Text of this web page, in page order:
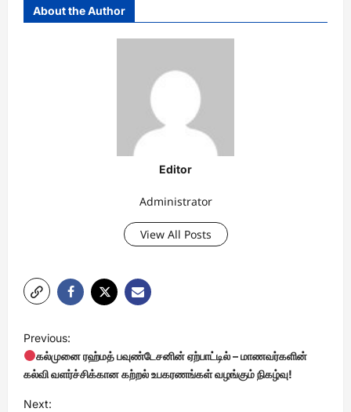
About the Author
Editor
Administrator
View All Posts
o
s
t
Previous:
கல்முனை ரஹ்மத் பவுண்டேசனின் ஏற்பாட்டில் – மாணவர்களின்
கல்வி வளர்ச்சிக்கான கற்றல் உபகரணங்கள் வழங்கும் நிகழ்வு!
Next: